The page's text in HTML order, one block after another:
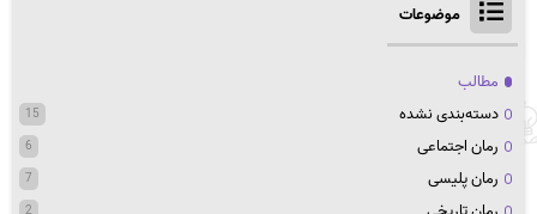
موضوعات
مطالب
دسته‌بندی نشده
15
رمان اجتماعی 6
رمان پلیسی 7
2